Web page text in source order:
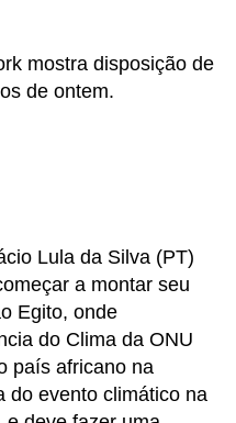
mostra disposição de
de ontem.
Lula da Silva (PT)
a montar seu
Egito, onde
do Clima da ONU
país africano na
do evento climático na